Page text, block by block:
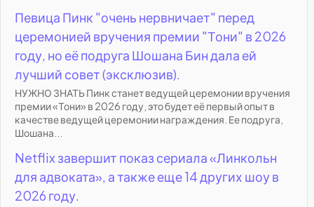
Певица Пинк "очень нервничает" перед
церемонией вручения премии "Тони" в 2026
году, но её подруга Шошана Бин дала ей
лучший совет (эксклюзив).
НУЖНО ЗНАТЬ Пинк станет ведущей церемонии вручения
премии «Тони» в 2026 году, это будет её первый опыт в
качестве ведущей церемонии награждения. Ее подруга,
Шошана...
Netflix завершит показ сериала «Линкольн
для адвоката», а также еще 14 других шоу в
2026 году.